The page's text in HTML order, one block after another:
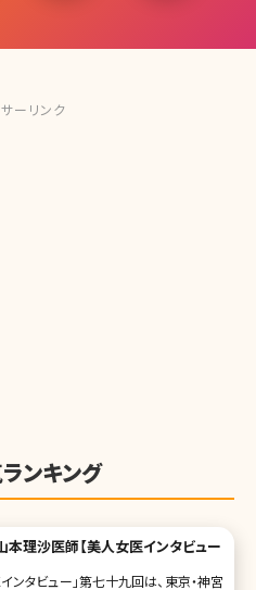
ーリンク
ンキング
本理沙医師【美人女医インタビュー
ンタビュー」第七十九回は、東京・神宮